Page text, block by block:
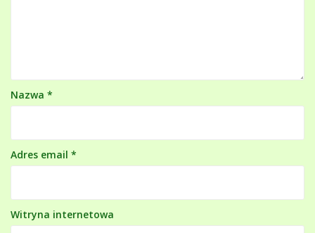
Nazwa *
Adres email *
Witryna internetowa